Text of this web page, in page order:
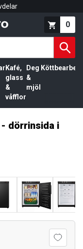
0
Kafé,
glass
&
våfflor
Deg
&
mjöl
- dörrinsida i